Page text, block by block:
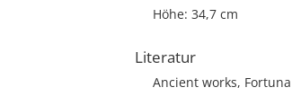
Höhe: 34,7 cm
Literatur
Ancient works,